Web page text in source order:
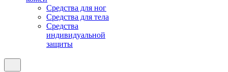
Средства для ног
Средства для тела
Средства
индивидуальной
защиты